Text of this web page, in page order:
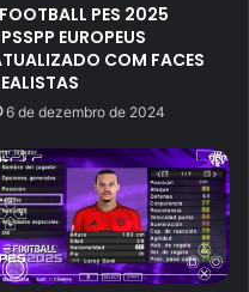
PES 2025
EUROPEUS
COM FACES
6 de dezembro de 2024